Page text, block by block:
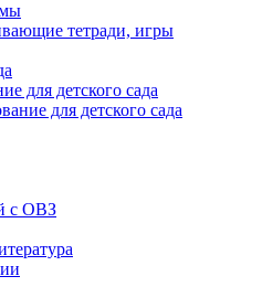
тетради, игры
для детского сада
для детского сада
с ОВЗ